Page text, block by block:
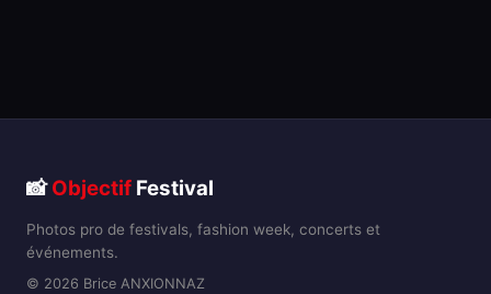
📸Objectif Festival
Photos pro de festivals, fashion week, concerts et
événements.
© 2026 Brice ANXIONNAZ